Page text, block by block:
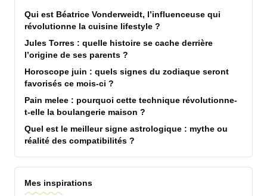
Qui est Béatrice Vonderweidt, l’influenceuse qui
révolutionne la cuisine lifestyle ?
Jules Torres : quelle histoire se cache derrière
l’origine de ses parents ?
Horoscope juin : quels signes du zodiaque seront
favorisés ce mois-ci ?
Pain melee : pourquoi cette technique révolutionne-
t-elle la boulangerie maison ?
Quel est le meilleur signe astrologique : mythe ou
réalité des compatibilités ?
Mes inspirations